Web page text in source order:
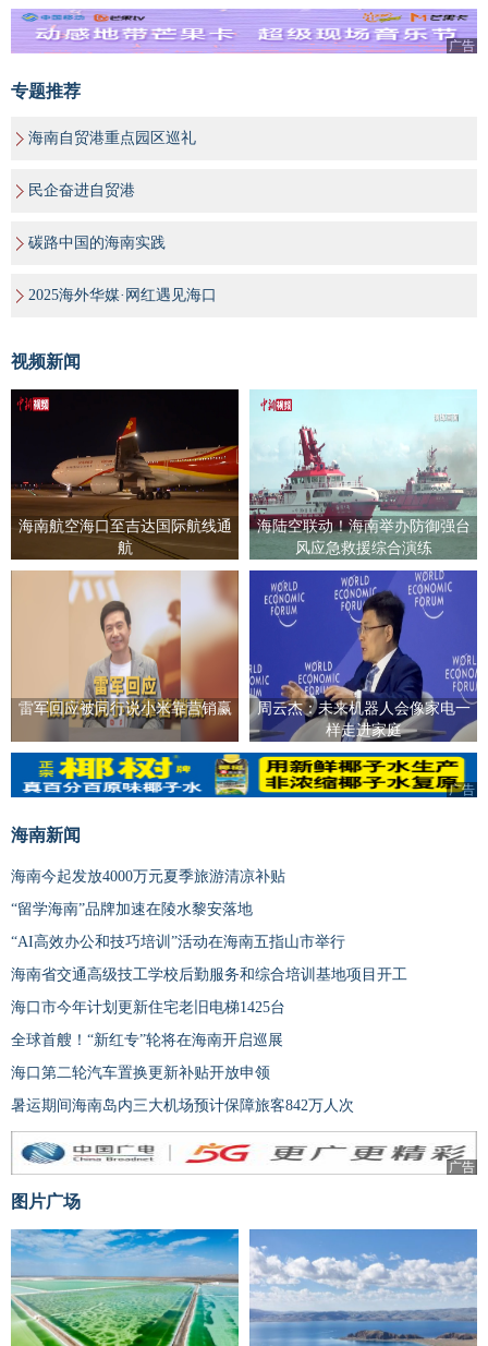
广告
专题推荐
海南自贸港重点园区巡礼
民企奋进自贸港
碳路中国的海南实践
2025海外华媒·网红遇见海口
视频新闻
海南航空海口至吉达国际航线通
航
海陆空联动！海南举办防御强台
风应急救援综合演练
雷军回应被同行说小米靠营销赢
周云杰：未来机器人会像家电一
样走进家庭
广告
海南新闻
海南今起发放4000万元夏季旅游清凉补贴
“留学海南”品牌加速在陵水黎安落地
“AI高效办公和技巧培训”活动在海南五指山市举行
海南省交通高级技工学校后勤服务和综合培训基地项目开工
海口市今年计划更新住宅老旧电梯1425台
全球首艘！“新红专”轮将在海南开启巡展
海口第二轮汽车置换更新补贴开放申领
暑运期间海南岛内三大机场预计保障旅客842万人次
广告
图片广场